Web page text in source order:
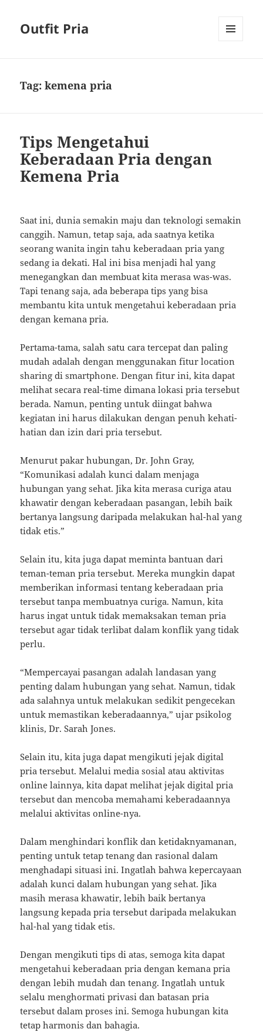
Outfit Pria
Tag:kemena pria
Tips Mengetahui
Keberadaan Pria dengan
Kemena Pria
Saat ini, dunia semakin maju dan teknologi semakin
canggih. Namun, tetap saja, ada saatnya ketika
seorang wanita ingin tahu keberadaan pria yang
sedang ia dekati. Hal ini bisa menjadi hal yang
menegangkan dan membuat kita merasa was-was.
Tapi tenang saja, ada beberapa tips yang bisa
membantu kita untuk mengetahui keberadaan pria
dengan kemana pria.
Pertama-tama, salah satu cara tercepat dan paling
mudah adalah dengan menggunakan fitur location
sharing di smartphone. Dengan fitur ini, kita dapat
melihat secara real-time dimana lokasi pria tersebut
berada. Namun, penting untuk diingat bahwa
kegiatan ini harus dilakukan dengan penuh kehati-
hatian dan izin dari pria tersebut.
Menurut pakar hubungan, Dr. John Gray,
“Komunikasi adalah kunci dalam menjaga
hubungan yang sehat. Jika kita merasa curiga atau
khawatir dengan keberadaan pasangan, lebih baik
bertanya langsung daripada melakukan hal-hal yang
tidak etis.”
Selain itu, kita juga dapat meminta bantuan dari
teman-teman pria tersebut. Mereka mungkin dapat
memberikan informasi tentang keberadaan pria
tersebut tanpa membuatnya curiga. Namun, kita
harus ingat untuk tidak memaksakan teman pria
tersebut agar tidak terlibat dalam konflik yang tidak
perlu.
“Mempercayai pasangan adalah landasan yang
penting dalam hubungan yang sehat. Namun, tidak
ada salahnya untuk melakukan sedikit pengecekan
untuk memastikan keberadaannya,” ujar psikolog
klinis, Dr. Sarah Jones.
Selain itu, kita juga dapat mengikuti jejak digital
pria tersebut. Melalui media sosial atau aktivitas
online lainnya, kita dapat melihat jejak digital pria
tersebut dan mencoba memahami keberadaannya
melalui aktivitas online-nya.
Dalam menghindari konflik dan ketidaknyamanan,
penting untuk tetap tenang dan rasional dalam
menghadapi situasi ini. Ingatlah bahwa kepercayaan
adalah kunci dalam hubungan yang sehat. Jika
masih merasa khawatir, lebih baik bertanya
langsung kepada pria tersebut daripada melakukan
hal-hal yang tidak etis.
Dengan mengikuti tips di atas, semoga kita dapat
mengetahui keberadaan pria dengan kemana pria
dengan lebih mudah dan tenang. Ingatlah untuk
selalu menghormati privasi dan batasan pria
tersebut dalam proses ini. Semoga hubungan kita
tetap harmonis dan bahagia.